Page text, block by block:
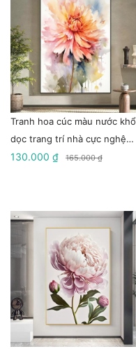
Tranh hoa cúc màu nước khổ
dọc trang trí nhà cực nghệ
thuật
130.000 ₫ 165.000 ₫